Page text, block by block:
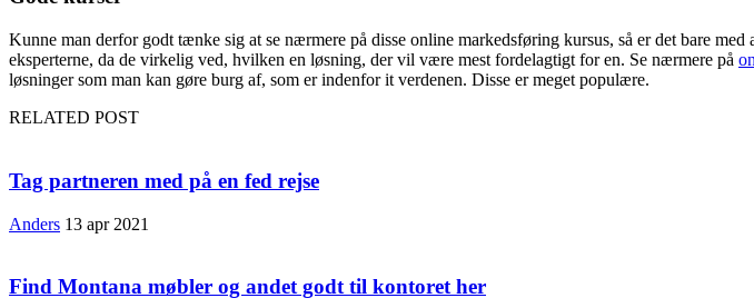
Kunne man derfor godt tænke sig at se nærmere på disse online markedsføring kursus, så er det bare
eksperterne, da de virkelig ved, hvilken en løsning, der vil være mest fordelagtigt for en. Se nærmere på
løsninger som man kan gøre burg af, som er indenfor it verdenen. Disse er meget populære.
RELATED POST
Tag partneren med på en fed rejse
Anders 13 apr 2021
Find Montana møbler og andet godt til kontoret her